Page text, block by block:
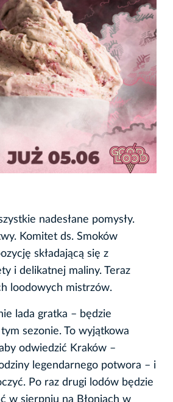
nadesłane pomysły.
Komitet ds. Smoków
składającą się z
i delikatnej maliny. Teraz
loodowych mistrzów.
lada gratka – będzie
sezonie. To wyjątkowa
odwiedzić Kraków –
legendarnego potwora – i
Po raz drugi lodów będzie
w sierpniu na Błoniach w